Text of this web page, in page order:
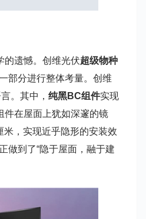
的遗憾。创维光伏超级物种
部分进行整体考量。创维
。其中， 纯黑BC组件实现
件在屋面上犹如深邃的镜
，实现近乎隐形的安装效
做到了“隐于屋面，融于建